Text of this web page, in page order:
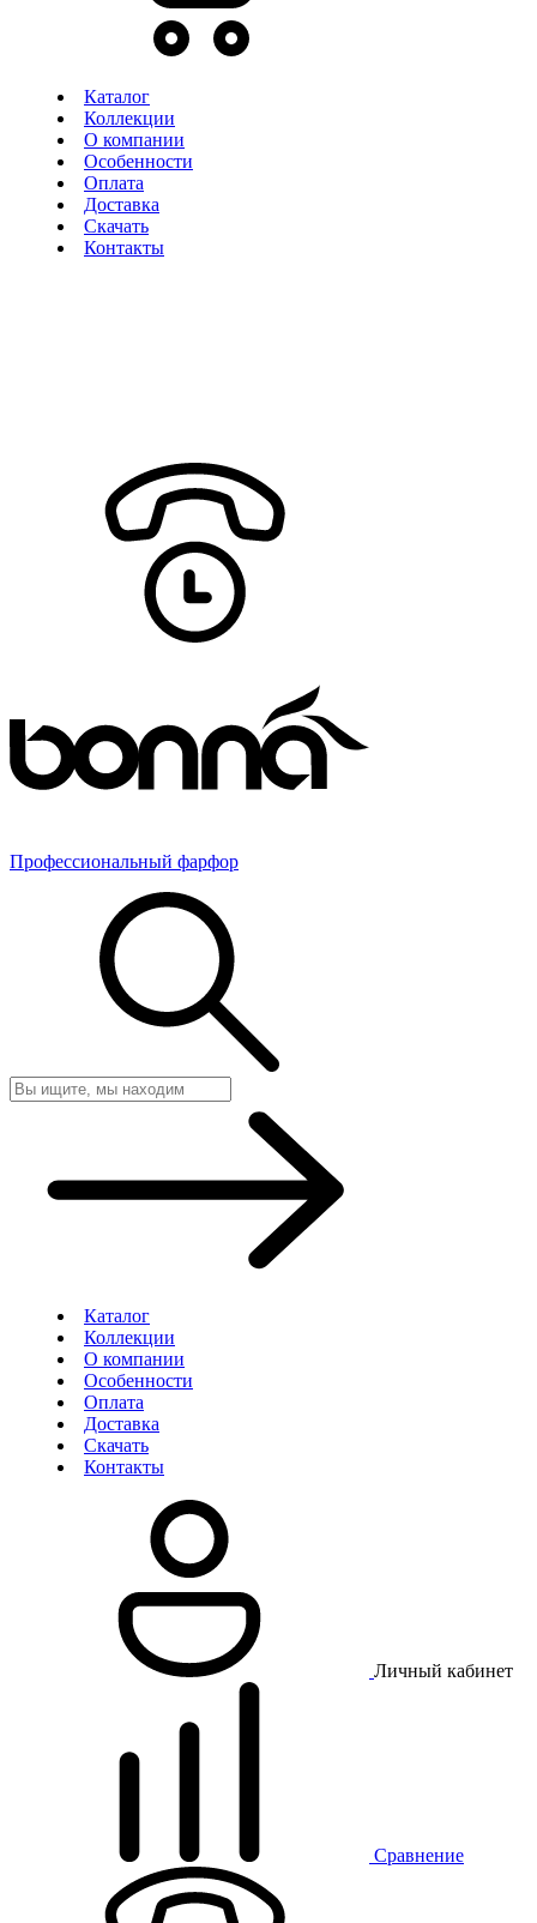
Каталог
Коллекции
О компании
Особенности
Оплата
Доставка
Скачать
Контакты
Профессиональный фарфор
Каталог
Коллекции
О компании
Особенности
Оплата
Доставка
Скачать
Контакты
Личный кабинет
Сравнение